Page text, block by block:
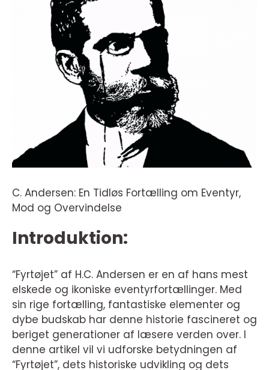
C. Andersen: En Tidløs Fortælling om Eventyr,
Mod og Overvindelse
Introduktion:
“Fyrtøjet” af H.C. Andersen er en af hans mest
elskede og ikoniske eventyrfortællinger. Med
sin rige fortælling, fantastiske elementer og
dybe budskab har denne historie fascineret og
beriget generationer af læsere verden over. I
denne artikel vil vi udforske betydningen af
“Fyrtøjet”, dets historiske udvikling og dets